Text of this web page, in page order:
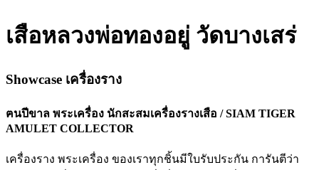
เสือหลวงพ่อทองอยู่ วัดบางเสร่
Showcase เครื่องราง
ฅนปีขาล พระเครื่อง นักสะสมเครื่องรางเสือ / SIAM TIGER
AMULET COLLECTOR
เครื่องราง พระเครื่อง ของเราทุกชิ้นมีใบรับประกัน การันตีว่า